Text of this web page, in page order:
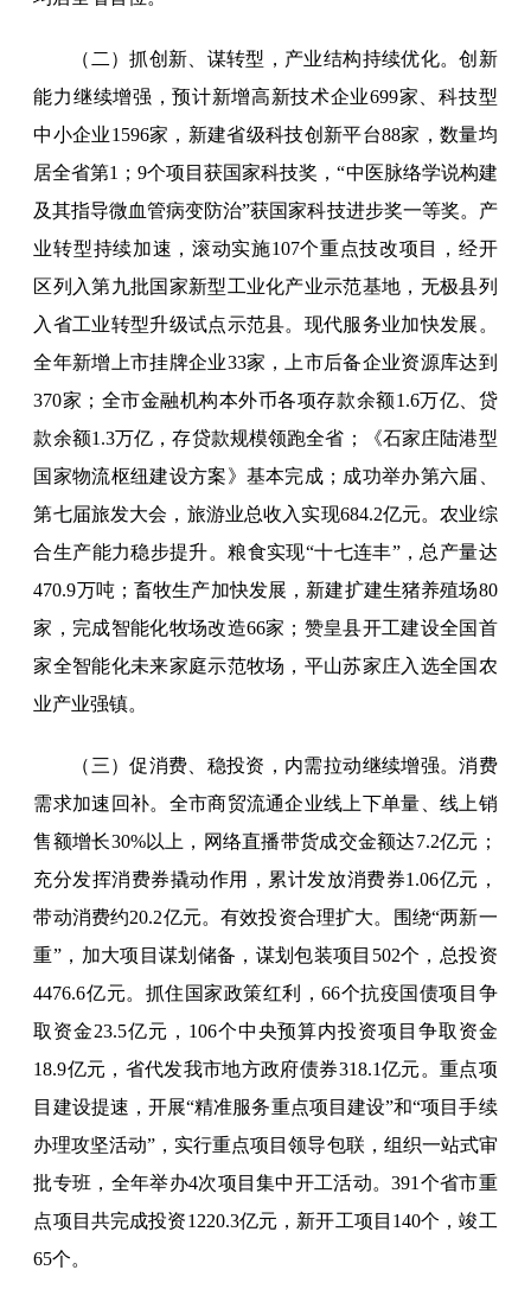
（二）抓创新、谋转型，产业结构持续优化。创新
能力继续增强，预计新增高新技术企业699家、科技型
中小企业1596家，新建省级科技创新平台88家，数量均
居全省第1；9个项目获国家科技奖，“中医脉络学说构建
及其指导微血管病变防治”获国家科技进步奖一等奖。产
业转型持续加速，滚动实施107个重点技改项目，经开
区列入第九批国家新型工业化产业示范基地，无极县列
入省工业转型升级试点示范县。现代服务业加快发展。
全年新增上市挂牌企业33家，上市后备企业资源库达到
370家；全市金融机构本外币各项存款余额1.6万亿、贷
款余额1.3万亿，存贷款规模领跑全省；《石家庄陆港型
国家物流枢纽建设方案》基本完成；成功举办第六届、
第七届旅发大会，旅游业总收入实现684.2亿元。农业综
合生产能力稳步提升。粮食实现“十七连丰”，总产量达
470.9万吨；畜牧生产加快发展，新建扩建生猪养殖场80
家，完成智能化牧场改造66家；赞皇县开工建设全国首
家全智能化未来家庭示范牧场，平山苏家庄入选全国农
业产业强镇。
（三）促消费、稳投资，内需拉动继续增强。消费
需求加速回补。全市商贸流通企业线上下单量、线上销
售额增长30%以上，网络直播带货成交金额达7.2亿元；
充分发挥消费券撬动作用，累计发放消费券1.06亿元，
带动消费约20.2亿元。有效投资合理扩大。围绕“两新一
重”，加大项目谋划储备，谋划包装项目502个，总投资
4476.6亿元。抓住国家政策红利，66个抗疫国债项目争
取资金23.5亿元，106个中央预算内投资项目争取资金
18.9亿元，省代发我市地方政府债券318.1亿元。重点项
目建设提速，开展“精准服务重点项目建设”和“项目手续
办理攻坚活动”，实行重点项目领导包联，组织一站式审
批专班，全年举办4次项目集中开工活动。391个省市重
点项目共完成投资1220.3亿元，新开工项目140个，竣工
65个。